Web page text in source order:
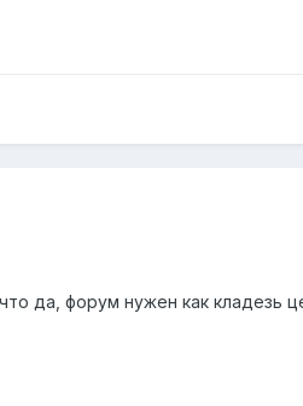
да, форум нужен как кладезь